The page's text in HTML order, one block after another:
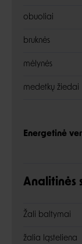
obuoliai
bruknės
mėlynės
medetkų žiedai
Energetinė
Analitinės
Žali baltymai
žalia ląsteliena